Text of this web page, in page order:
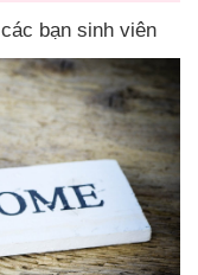
các bạn sinh viên